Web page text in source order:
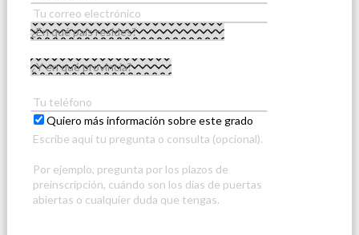
Quiero más información sobre este grado